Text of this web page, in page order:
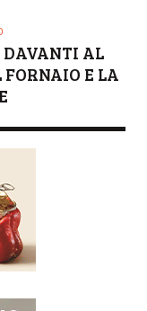
DAVANTI AL
E LA